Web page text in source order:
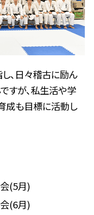
、日々稽古に励ん
すが、私生活や学
成も目標に活動し
(5月)
(6月)